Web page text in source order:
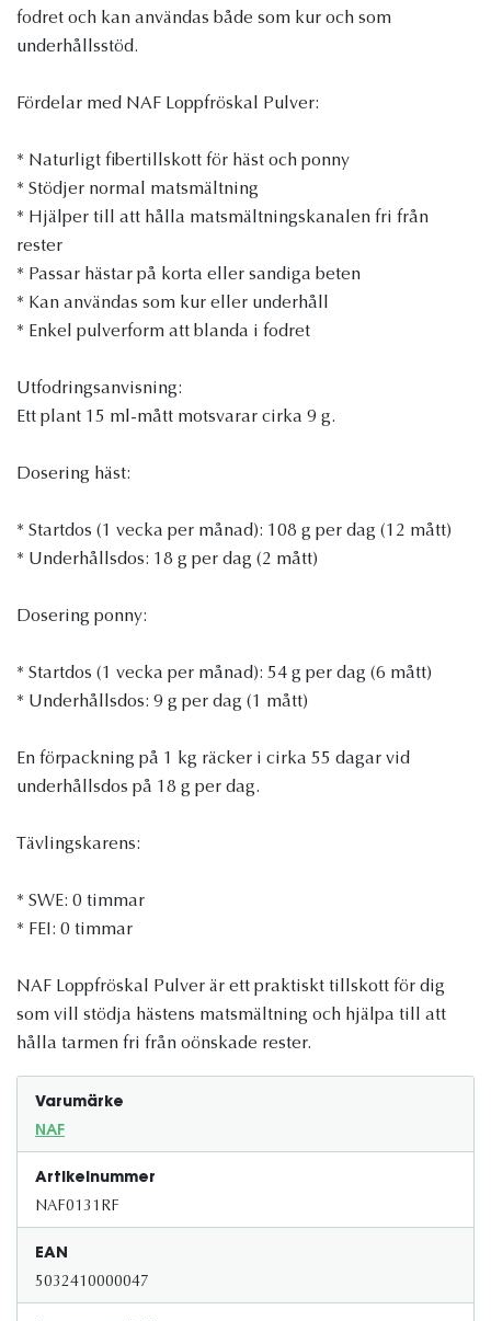
fodret och kan användas både som kur och som
underhållsstöd.
Fördelar med NAF Loppfröskal Pulver:
* Naturligt fibertillskott för häst och ponny
* Stödjer normal matsmältning
* Hjälper till att hålla matsmältningskanalen fri från
rester
* Passar hästar på korta eller sandiga beten
* Kan användas som kur eller underhåll
* Enkel pulverform att blanda i fodret
Utfodringsanvisning:
Ett plant 15 ml-mått motsvarar cirka 9 g.
Dosering häst:
* Startdos (1 vecka per månad): 108 g per dag (12 mått)
* Underhållsdos: 18 g per dag (2 mått)
Dosering ponny:
* Startdos (1 vecka per månad): 54 g per dag (6 mått)
* Underhållsdos: 9 g per dag (1 mått)
En förpackning på 1 kg räcker i cirka 55 dagar vid
underhållsdos på 18 g per dag.
Tävlingskarens:
* SWE: 0 timmar
* FEI: 0 timmar
NAF Loppfröskal Pulver är ett praktiskt tillskott för dig
som vill stödja hästens matsmältning och hjälpa till att
hålla tarmen fri från oönskade rester.
Varumärke
NAF
Artikelnummer
NAF0131RF
EAN
5032410000047